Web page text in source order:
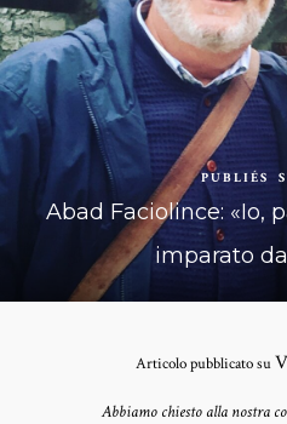
PUBLIÉS
Abad Faciolince: «Io,
imparato
Articolo pubblicato su
Abbiamo chiesto alla nostra